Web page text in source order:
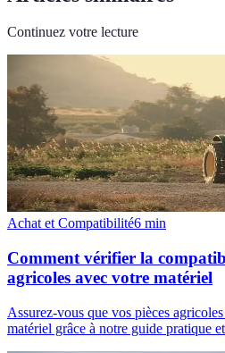
Continuez votre lecture
Achat et Compatibilité6 min
Comment vérifier la
agricoles avec votre matériel
Assurez-vous que vos pièces
matériel grâce à notre guide pratique